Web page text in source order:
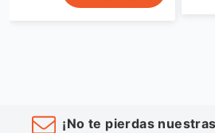
¡No te pierdas